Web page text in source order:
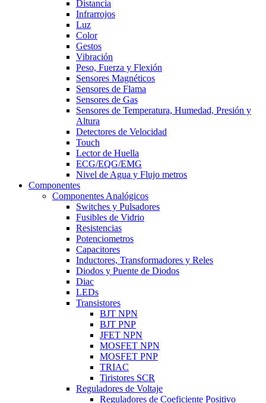
Distancia
Infrarrojos
Luz
Color
Gestos
Vibración
Peso, Fuerza y Flexión
Sensores Magnéticos
Sensores de Flama
Sensores de Gas
Sensores de Temperatura, Humedad, Presión y
Altura
Detectores de Velocidad
Touch
Lector de Huella
ECG/EQG/EMG
Nivel de Agua y Flujo metros
Componentes
Componentes Analógicos
Switches y Pulsadores
Fusibles de Vidrio
Resistencias
Potenciometros
Capacitores
Inductores, Transformadores y Reles
Diodos y Puente de Diodos
Diac
LEDs
Transistores
BJT NPN
BJT PNP
JFET NPN
MOSFET NPN
MOSFET PNP
TRIAC
Tiristores SCR
Reguladores de Voltaje
Reguladores de Coeficiente Positivo